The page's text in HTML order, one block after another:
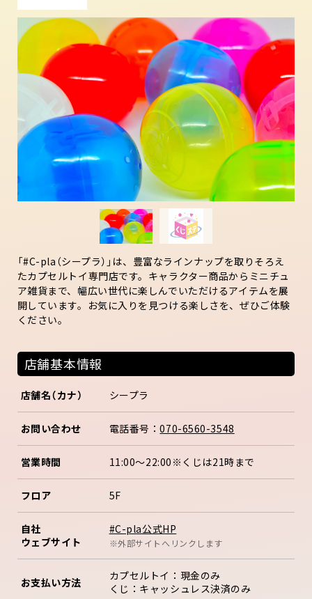
「#C-pla（シープラ）」は、豊富なラインナップを取りそろえ
たカプセルトイ専門店です。キャラクター商品からミニチュ
ア雑貨まで、幅広い世代に楽しんでいただけるアイテムを展
開しています。お気に入りを見つける楽しさを、ぜひご体験
ください。
店舗基本情報
店舗名（カナ） シープラ
お問い合わせ 電話番号：070-6560-3548
営業時間 11:00～22:00※くじは21時まで
フロア 5F
自社
ウェブサイト
#C-pla公式HP
※外部サイトへリンクします
お支払い方法
カプセルトイ：現金のみ
くじ：キャッシュレス決済のみ